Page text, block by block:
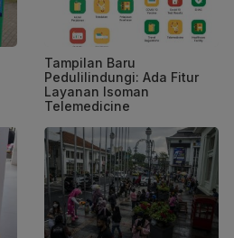
Tampilan Baru
Pedulilindungi: Ada Fitur
Layanan Isoman
Telemedicine